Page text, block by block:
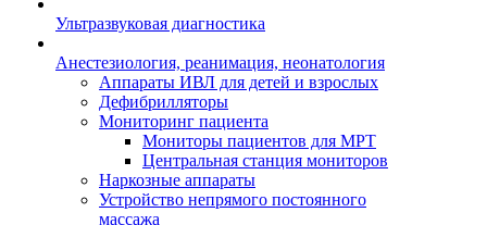
Ультразвуковая диагностика
Анестезиология, реанимация, неонатология
Аппараты ИВЛ для детей и взрослых
Дефибрилляторы
Мониторинг пациента
Мониторы пациентов для МРТ
Центральная станция мониторов
Наркозные аппараты
Устройство непрямого постоянного
массажа